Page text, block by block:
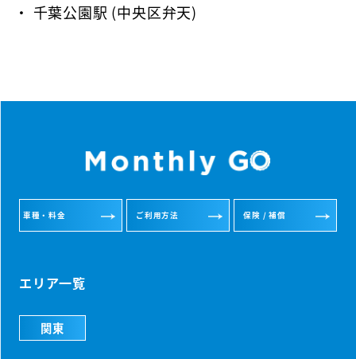
・ 千葉公園駅 (中央区弁天)
車種・料金 ご利用方法 保険 / 補償
エリア一覧
関東